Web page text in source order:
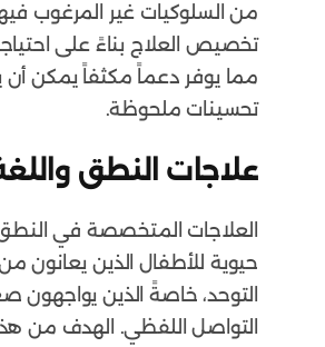
من السلوكيات غير المرغوب
تخصيص العلاج بناءً على
مما يوفر دعماً مكثفاً يمكن أن
تحسينات ملحوظة.
علاجات النطق
العلاجات المتخصصة في
حيوية للأطفال الذين يعانون
التوحد، خاصةً الذين يواجهون
التواصل اللفظي. الهدف من